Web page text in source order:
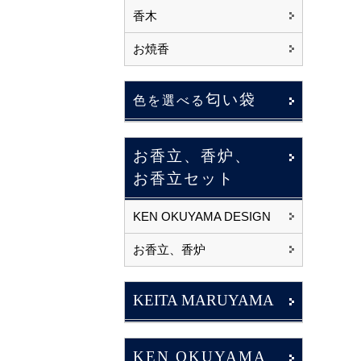
香木
お焼香
色を選べる 匂い袋
お香立、香炉、
お香立セット
KEN OKUYAMA DESIGN
お香立、香炉
KEITA MARUYAMA
KEN OKUYAMA